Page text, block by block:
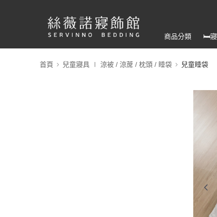
商品分類 🛏️寢
首頁 兒童寢具 ∣ 涼被 / 涼蓆 / 枕頭 / 睡袋 兒童睡袋